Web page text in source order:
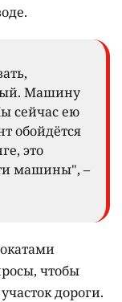
Машину
сейчас ею
обойдётся
это
машины", –
чтобы
дороги.